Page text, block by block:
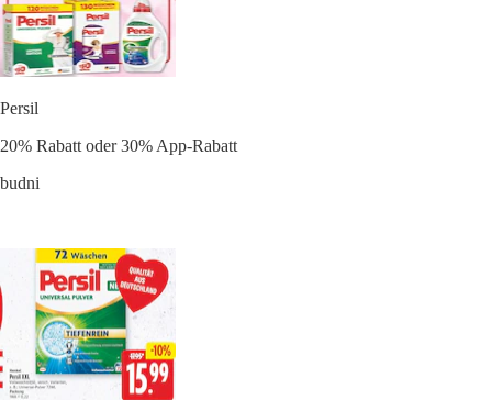
Persil
20% Rabatt oder 30% App-Rabatt
budni